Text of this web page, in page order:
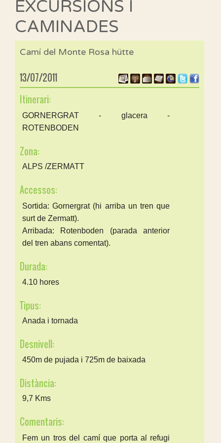
EXCURSIONS I
CAMINADES
Camí del Monte Rosa hütte
13/07/2011
Itinerari:
GORNERGRAT - glacera -
ROTENBODEN
Zona:
ALPS /ZERMATT
Accessos:
Sortida: Gornergrat (hi arriba un tren que
surt de Zermatt).
Arribada: Rotenboden (parada anterior
del tren abans comentat).
Durada:
4.10 hores
Tipus:
Anada i tornada
Desnivell:
450m de pujada i 725m de baixada
Distància:
9,7 Kms
Comentaris:
Fem un tros del camí que porta al refugi